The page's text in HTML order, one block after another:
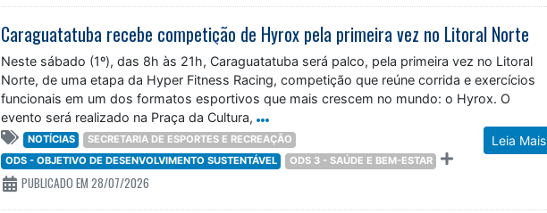
Caraguatatuba recebe competição de Hyrox pela primeira vez no Litoral Norte
Neste sábado (1º), das 8h às 21h, Caraguatatuba será palco, pela primeira vez no Litoral
Norte, de uma etapa da Hyper Fitness Racing, competição que reúne corrida e exercícios
funcionais em um dos formatos esportivos que mais crescem no mundo: o Hyrox. O
evento será realizado na Praça da Cultura,
Leia Mais
NOTÍCIAS
SECRETARIA DE ESPORTES E RECREAÇÃO
ODS - OBJETIVO DE DESENVOLVIMENTO SUSTENTÁVEL
ODS 3 - SAÚDE E BEM-ESTAR
PUBLICADO EM 28/07/2026